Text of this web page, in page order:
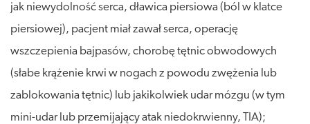
jak niewydolność serca, dławica piersiowa (ból w klatce
piersiowej), pacjent miał zawał serca, operację
wszczepienia bajpasów, chorobę tętnic obwodowych
(słabe krążenie krwi w nogach z powodu zwężenia lub
zablokowania tętnic) lub jakikolwiek udar mózgu (w tym
mini-udar lub przemijający atak niedokrwienny, TIA);